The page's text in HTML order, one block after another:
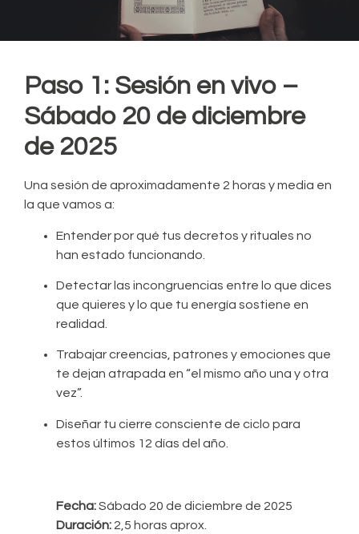
Paso 1: Sesión en vivo –
Sábado 20 de diciembre
de 2025
Una sesión de aproximadamente 2 horas y media en
la que vamos a:
Entender por qué tus decretos y rituales no
han estado funcionando.
Detectar las incongruencias entre lo que dices
que quieres y lo que tu energía sostiene en
realidad.
Trabajar creencias, patrones y emociones que
te dejan atrapada en “el mismo año una y otra
vez”.
Diseñar tu cierre consciente de ciclo para
estos últimos 12 días del año.
Fecha:Sábado 20 de diciembre de 2025
Duración: 2,5 horas aprox.